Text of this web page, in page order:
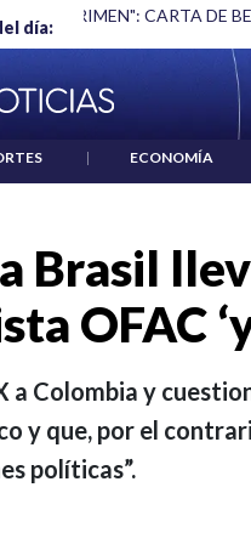
día:
ABELARDO DE LA
| ECONOMÍA
Brasil
OFAC
Colombia y
y que, por el
políticas”.